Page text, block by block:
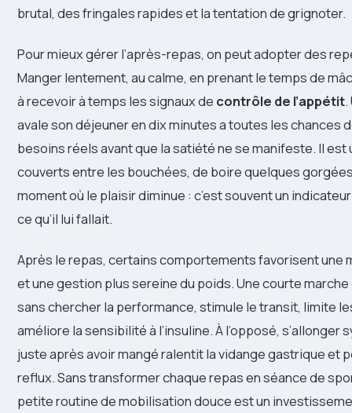
brutal, des fringales rapides et la tentation de grignoter.
Pour mieux gérer l’après-repas, on peut adopter des
Manger lentement, au calme, en prenant le temps de
à recevoir à temps les signaux de contrôle de l’appétit
avale son déjeuner en dix minutes a toutes les chances
besoins réels avant que la satiété ne se manifeste. Il
couverts entre les bouchées, de boire quelques gorgées
moment où le plaisir diminue : c’est souvent un
ce qu’il lui fallait.
Après le repas, certains comportements favorisent une
et une gestion plus sereine du poids. Une courte marche
sans chercher la performance, stimule le transit, limite
améliore la sensibilité à l’insuline. À l’opposé,
juste après avoir mangé ralentit la vidange gastrique et
reflux. Sans transformer chaque repas en séance de
petite routine de mobilisation douce est un